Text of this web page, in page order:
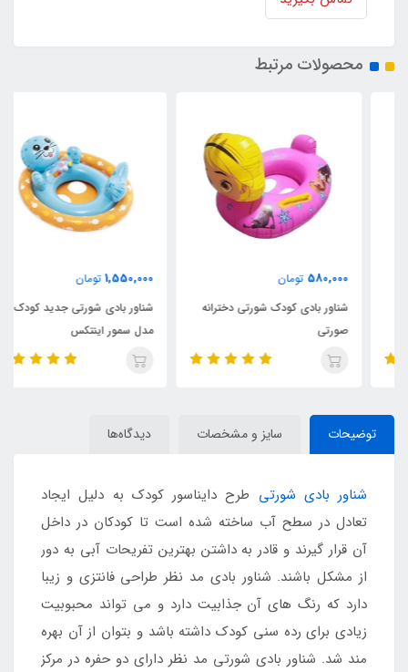
محصولات مرتبط
580,000 تومان
شناور بادی کودک شورتی دخترانه
1,550,000 تومان
شناور بادی شورتی جدید کودک
مدل سمور اینتکس
توضیحات سایز و مشخصات دیدگاه‌ها
شناور بادی شورتی طرح دایناسور کودک به دلیل ایجاد
تعادل در سطح آب ساخته شده است تا کودکان در داخل
آن قرار گیرند و قادر به داشتن بهترین تفریحات آبی به دور
از مشکل باشند. شناور بادی مد نظر طراحی فانتزی و زیبا
دارد که رنگ های آن جذابیت دارد و می تواند محبوبیت
زیادی برای رده سنی کودک داشته باشد و بتوان از آن بهره
مند شد. شناور بادی شورتی مد نظر دارای دو حفره در مرکز